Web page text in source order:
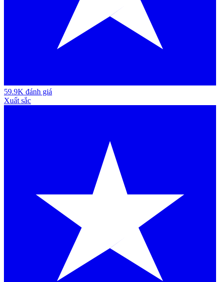
59.9K đánh giá
Xuất sắc